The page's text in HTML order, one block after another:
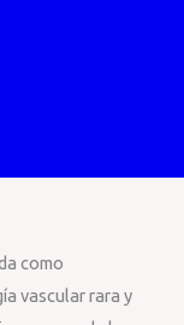
como
vascular rara y